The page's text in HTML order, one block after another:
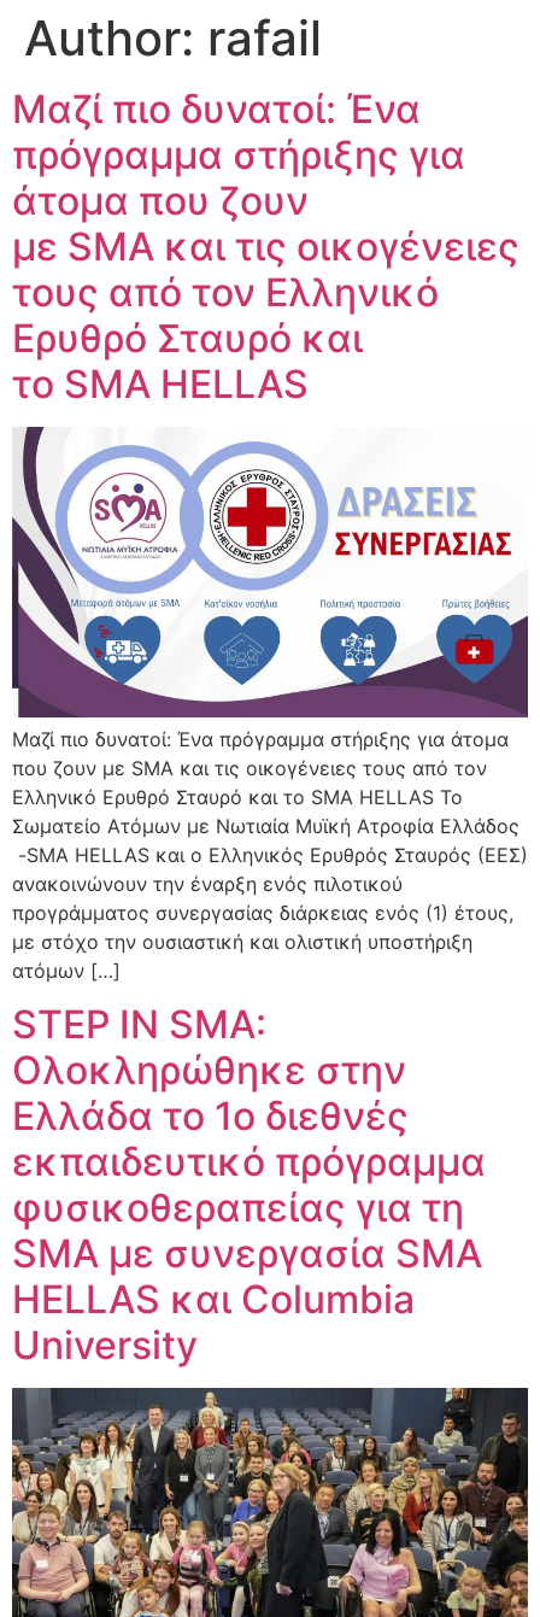
Author: rafail
Μαζί πιο δυνατοί: Ένα
πρόγραμμα στήριξης για
άτομα που ζουν
με SMA και τις οικογένειες
τους από τον Ελληνικό
Ερυθρό Σταυρό και
το SMA HELLAS
Μαζί πιο δυνατοί: Ένα πρόγραμμα στήριξης για άτομα
που ζουν με SMA και τις οικογένειες τους από τον
Ελληνικό Ερυθρό Σταυρό και το SMA HELLAS Το
Σωματείο Ατόμων με Νωτιαία Μυϊκή Ατροφία Ελλάδος
-SMA HELLAS και ο Ελληνικός Ερυθρός Σταυρός (ΕΕΣ)
ανακοινώνουν την έναρξη ενός πιλοτικού
προγράμματος συνεργασίας διάρκειας ενός (1) έτους,
με στόχο την ουσιαστική και ολιστική υποστήριξη
ατόμων […]
STEP IN SMA:
Ολοκληρώθηκε στην
Ελλάδα το 1ο διεθνές
εκπαιδευτικό πρόγραμμα
φυσικοθεραπείας για τη
SMA με συνεργασία SMA
HELLAS και Columbia
University